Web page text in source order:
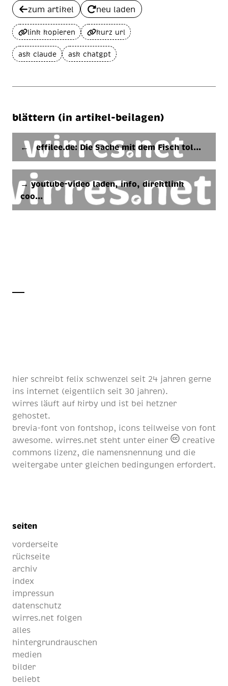
zum artikel neu laden
link kopieren kurz url
ask claude ask chatgpt
blättern (in artikel-beilagen)
← ef­fi­lee.de: Die Sa­che mit dem Fisch tol­…
→ youtube-video laden, info, direktlink
coo…
hier schreibt felix schwenzel seit 24 jahren gerne
ins internet (eigentlich seit 30 jahren).
wirres läuft auf kirby und ist bei hetzner
gehostet.
brevia-font von fontshop, icons teilweise von font
awesome. wirres.net steht unter einer
creative
commons lizenz, die namensnennung und die
weitergabe unter gleichen bedingungen erfordert.
seiten
vorderseite
rückseite
archiv
index
impressun
datenschutz
wirres.net folgen
alles
hintergrundrauschen
medien
bilder
beliebt